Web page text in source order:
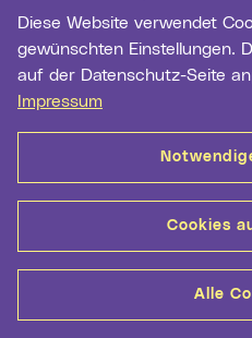
Diese Website verwendet Cookies. Bitte wählen Sie Ihre
gewünschten Einstellungen.
auf der Datenschutz-Seite
Impressum
Cookies
Alle